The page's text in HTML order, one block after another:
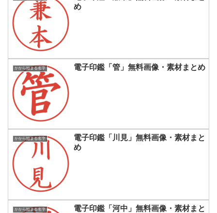
め
かから始まる名字 電子印鑑「管」無料画像・素材まとめ
かから始まる名字
電子印鑑「川見」無料画像・素材まと
め
かから始まる名字
電子印鑑「河中」無料画像・素材まと